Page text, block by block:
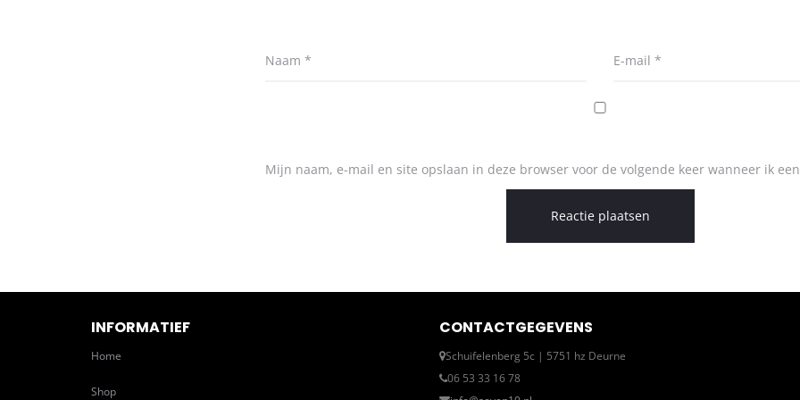
Naam * E-mail *
Mijn naam, e-mail en site opslaan in deze browser voor de volgende keer wanneer ik
INFORMATIEF
Home
Shop
CONTACTGEGEVENS
Schuifelenberg 5c | 5751 hz Deurne
06 53 33 16 78